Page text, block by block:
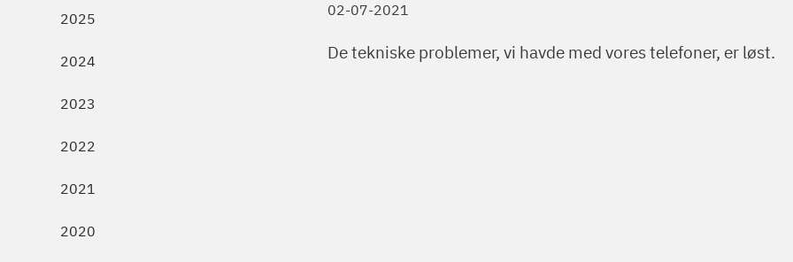
2025
2024
2023
2022
2021
2020
02-07-2021
De tekniske problemer, vi havde med vores telefoner, er løst.